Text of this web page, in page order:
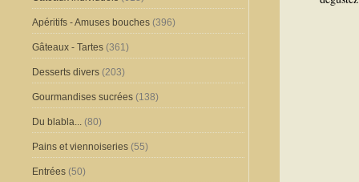
Apéritifs - Amuses bouches (396)
Gâteaux - Tartes (361)
Desserts divers (203)
Gourmandises sucrées (138)
Du blabla... (80)
Pains et viennoiseries (55)
Entrées (50)